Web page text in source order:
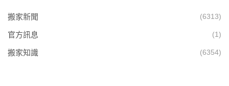
搬家新聞 (6313)
官方訊息 (1)
搬家知識 (6354)